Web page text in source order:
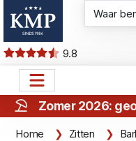
9.8
Zomer 2026:
Home Zitten